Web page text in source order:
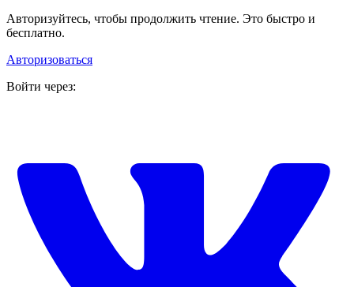
Авторизуйтесь, чтобы продолжить чтение. Это быстро и
бесплатно.
Авторизоваться
Войти через: